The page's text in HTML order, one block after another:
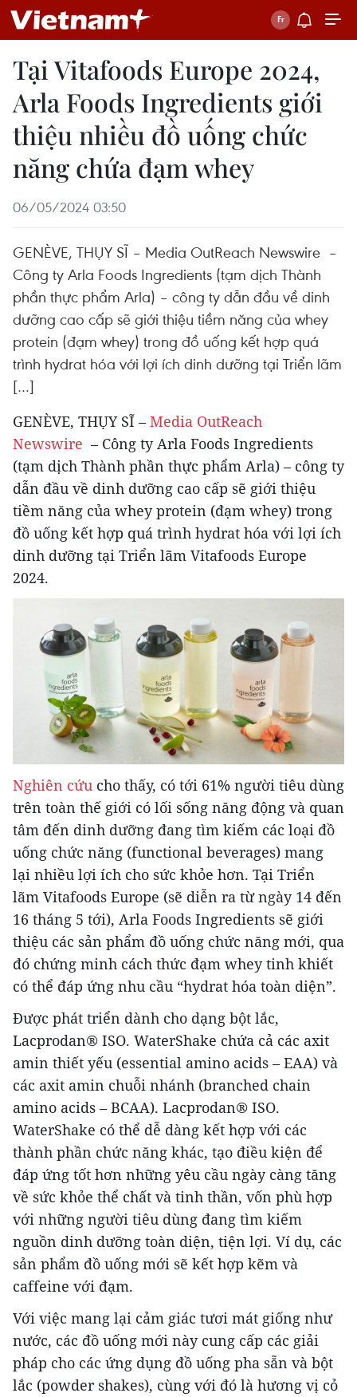
Tại Vitafoods Europe 2024,
Arla Foods Ingredients giới
thiệu nhiều đồ uống chức
năng chứa đạm whey
06/05/2024 03:50
GENÈVE, THỤY SĨ – Media OutReach Newswire –
Công ty Arla Foods Ingredients (tạm dịch Thành
phần thực phẩm Arla) – công ty dẫn đầu về dinh
dưỡng cao cấp sẽ giới thiệu tiềm năng của whey
protein (đạm whey) trong đồ uống kết hợp quá
trình hydrat hóa với lợi ích dinh dưỡng tại Triển lãm
[…]
GENÈVE, THỤY SĨ – Media OutReach
Newswire – Công ty Arla Foods Ingredients
(tạm dịch Thành phần thực phẩm Arla) – công ty
dẫn đầu về dinh dưỡng cao cấp sẽ giới thiệu
tiềm năng của whey protein (đạm whey) trong
đồ uống kết hợp quá trình hydrat hóa với lợi ích
dinh dưỡng tại Triển lãm Vitafoods Europe
2024.
Nghiên cứu cho thấy, có tới 61% người tiêu dùng
trên toàn thế giới có lối sống năng động và quan
tâm đến dinh dưỡng đang tìm kiếm các loại đồ
uống chức năng (functional beverages) mang
lại nhiều lợi ích cho sức khỏe hơn. Tại Triển
lãm Vitafoods Europe (sẽ diễn ra từ ngày 14 đến
16 tháng 5 tới), Arla Foods Ingredients sẽ giới
thiệu các sản phẩm đồ uống chức năng mới, qua
đó chứng minh cách thức đạm whey tinh khiết
có thể đáp ứng nhu cầu “hydrat hóa toàn diện”.
Được phát triển dành cho dạng bột lắc,
Lacprodan® ISO. WaterShake chứa cả các axit
amin thiết yếu (essential amino acids – EAA) và
các axit amin chuỗi nhánh (branched chain
amino acids – BCAA). Lacprodan® ISO.
WaterShake có thể dễ dàng kết hợp với các
thành phần chức năng khác, tạo điều kiện để
đáp ứng tốt hơn những yêu cầu ngày càng tăng
về sức khỏe thể chất và tinh thần, vốn phù hợp
với những người tiêu dùng đang tìm kiếm
nguồn dinh dưỡng toàn diện, tiện lợi. Ví dụ, các
sản phẩm đồ uống mới sẽ kết hợp kẽm và
caffeine với đạm.
Với việc mang lại cảm giác tươi mát giống như
nước, các đồ uống mới này cung cấp các giải
pháp cho các ứng dụng đồ uống pha sẵn và bột
lắc (powder shakes), cùng với đó là hương vị cỏ